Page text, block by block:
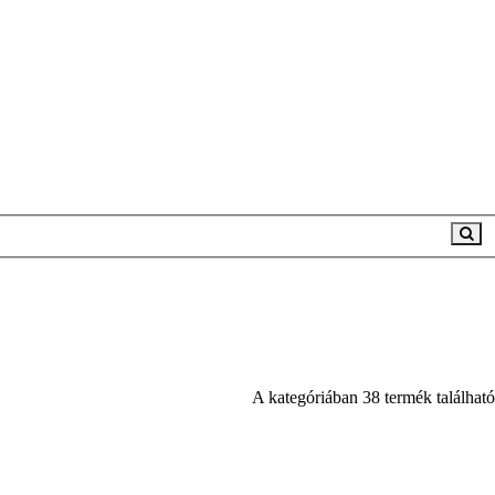
A kategóriában 38 termék